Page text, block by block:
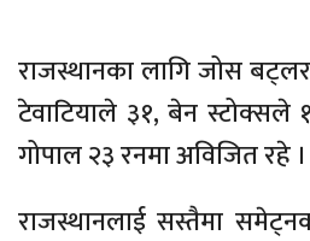
राजस्थानका लागि जोस
टेवाटियाले ३१, बेन स्टोक्सले
गोपाल २३ रनमा अविजित रहे ।
राजस्थानलाई सस्तैमा